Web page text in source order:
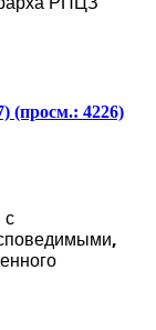
(просм.: 4226)
с